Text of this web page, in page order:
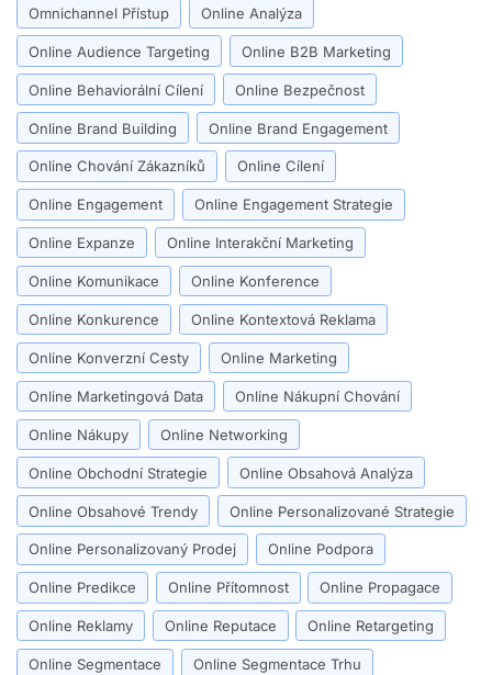
Omnichannel Přístup Online Analýza
Online Audience Targeting Online B2B Marketing
Online Behaviorální Cílení Online Bezpečnost
Online Brand Building Online Brand Engagement
Online Chování Zákazníků Online Cílení
Online Engagement Online Engagement Strategie
Online Expanze Online Interakční Marketing
Online Komunikace Online Konference
Online Konkurence Online Kontextová Reklama
Online Konverzní Cesty Online Marketing
Online Marketingová Data Online Nákupní Chování
Online Nákupy Online Networking
Online Obchodní Strategie Online Obsahová Analýza
Online Obsahové Trendy Online Personalizované Strategie
Online Personalizovaný Prodej Online Podpora
Online Predikce Online Přítomnost Online Propagace
Online Reklamy Online Reputace Online Retargeting
Online Segmentace Online Segmentace Trhu